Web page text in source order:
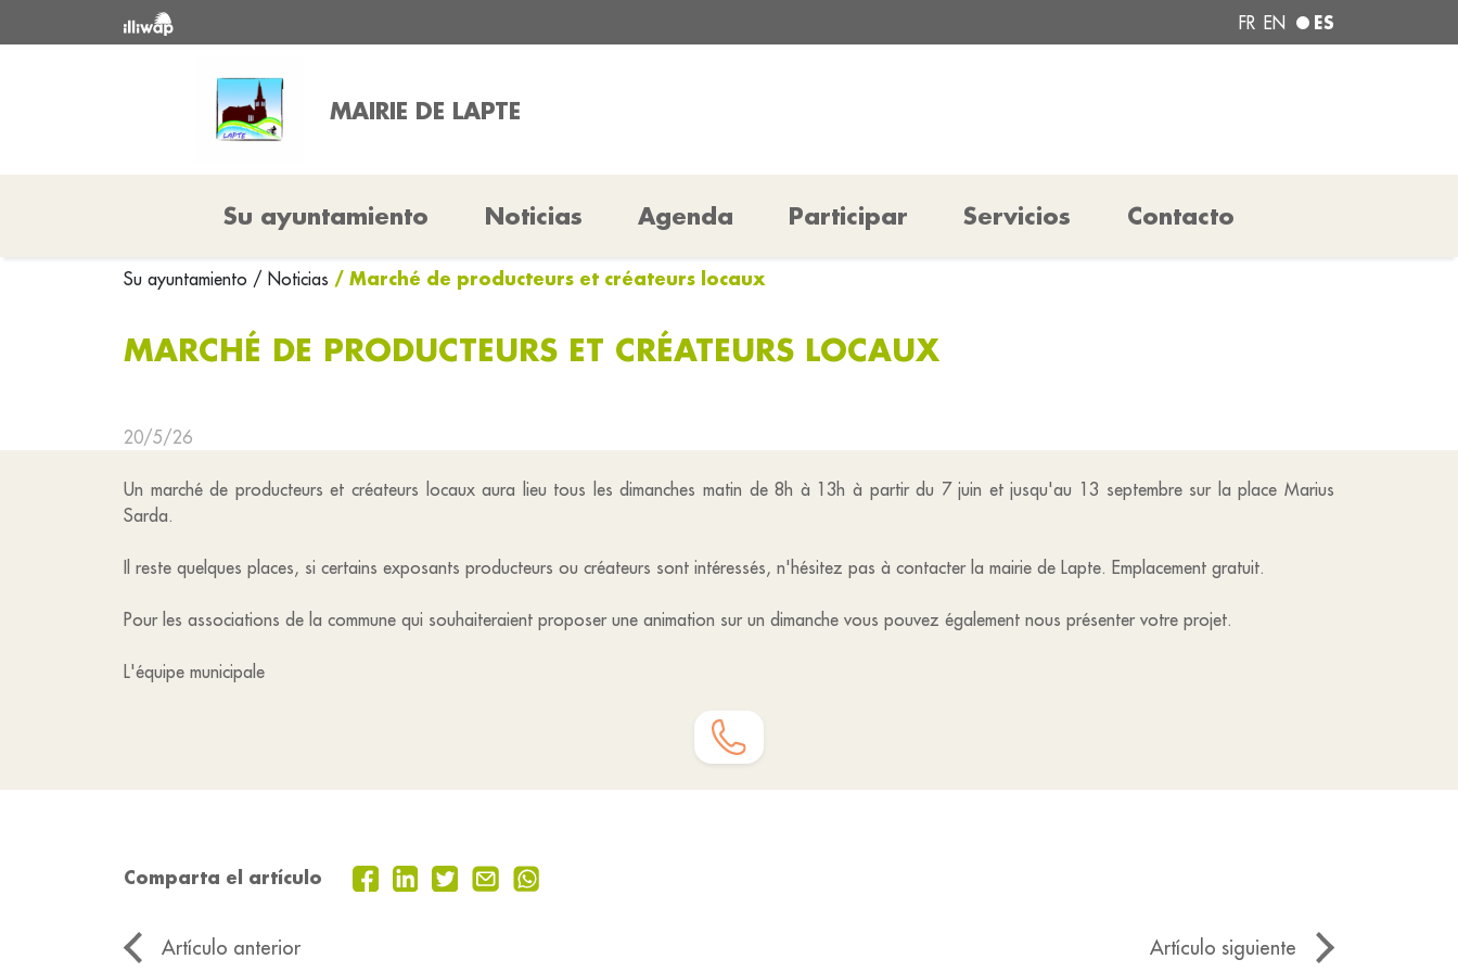
FR EN ES
MAIRIE DE LAPTE
Su ayuntamiento Noticias Agenda Participar Servicios Contacto
Su ayuntamiento / Noticias / Marché de producteurs et créateurs locaux
MARCHÉ DE PRODUCTEURS ET CRÉATEURS LOCAUX
20/5/26
Un marché de producteurs et créateurs locaux aura lieu tous les dimanches matin de 8h à 13h à partir du 7 juin et jusqu'au 13 septembre sur la place Marius
Sarda.
Il reste quelques places, si certains exposants producteurs ou créateurs sont intéressés, n'hésitez pas à contacter la mairie de Lapte. Emplacement gratuit.
Pour les associations de la commune qui souhaiteraient proposer une animation sur un dimanche vous pouvez également nous présenter votre projet.
L'équipe municipale
Comparta el artículo
Artículo anterior Artículo siguiente